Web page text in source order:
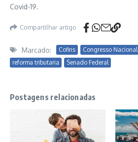
Covid-19.
Compartilhar artigo
Marcado: Cofins Congresso Nacional
reforma tributaria
Senado Federal
Postagens relacionadas